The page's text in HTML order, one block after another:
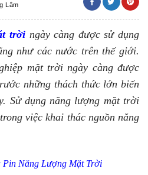
Lâm
trời ngày càng được sử dụng
như các nước trên thế giới.
mặt trời ngày càng được
những thách thức lớn biến
Sử dụng năng lượng mặt trời
việc khai thác nguồn năng
Pin Năng Lượng Mặt Trời